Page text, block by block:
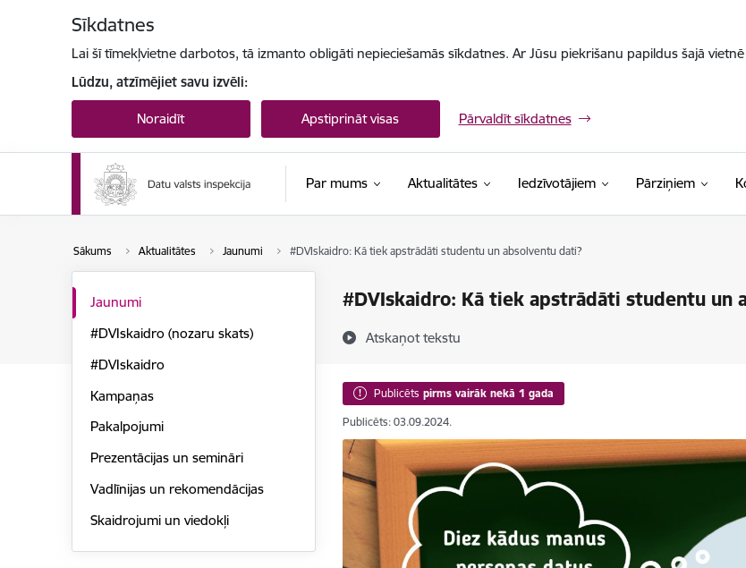
Sīkdatnes
Lai šī tīmekļvietne darbotos, tā izmanto obligāti nepieciešamās sīkdatnes. Ar Jūsu piekrišanu papildus šajā
Lūdzu, atzīmējiet savu izvēli:
Noraidīt Apstiprināt visas Pārvaldīt sīkdatnes
Par mums Aktualitātes Iedzīvotājiem Pārziņiem
Sākums Aktualitātes Jaunumi #DVIskaidro: Kā tiek apstrādāti studentu un absolventu dati?
#DVIskaidro: Kā tiek apstrādāti studentu un
Atskaņot tekstu
Jaunumi
#DVIskaidro (nozaru skats)
#DVIskaidro
Kampaņas
Pakalpojumi
Prezentācijas un semināri
Vadlīnijas un rekomendācijas
Skaidrojumi un viedokļi
Publicēts pirms vairāk nekā 1 gada
Publicēts: 03.09.2024.